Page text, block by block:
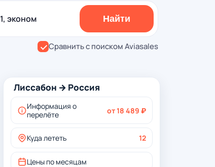
1, эконом Найти
Сравнить с поиском Aviasales
Лиссабон → Россия
Информация о
перелёте
от 18 489 ₽
Куда лететь 12
Цены по месяцам